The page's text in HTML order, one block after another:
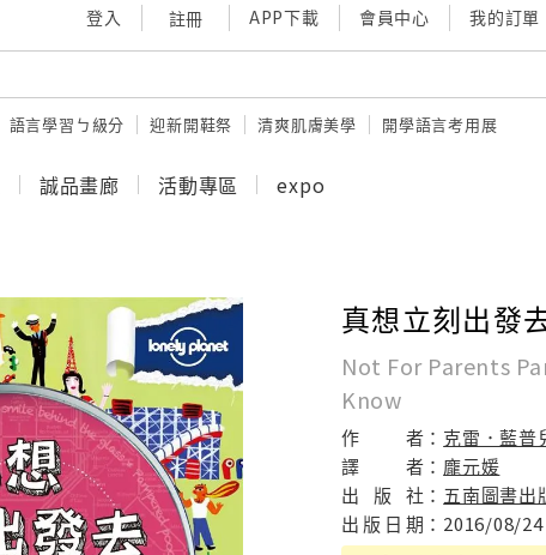
登入 註冊 APP下載 會員中心 我的訂單
語言學習ㄅ級分 迎新開鞋祭 清爽肌膚美學 開學語言考用展
誠品畫廊 活動專區 expo
真想立刻出發
Not For Parents
Know
作 者： 克雷．藍普
譯
者： 龐元媛
出
版 社： 五南圖書出
出 版 日 期： 2016/08/24